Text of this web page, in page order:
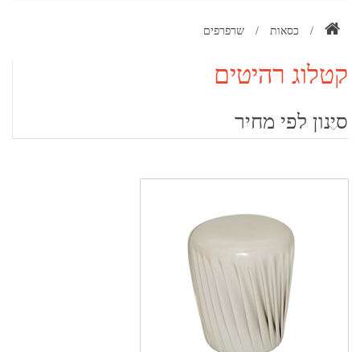
/ כסאות / שרפרפים
קטלוג רהיטים
סינון לפי מחיר